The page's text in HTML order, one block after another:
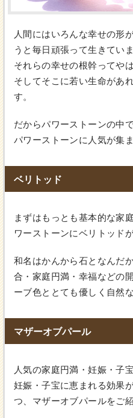
人間にはいろんな幸せの形
うと毎日頑張って生きていま
それらの幸せの根幹ってや
そしてそこに若い生命があ
す。
だからパワーストーンの中
パワーストーンに人気が集
ベリトッド
まずはもっとも基本的な家
ワーストーンにベリトッド
和名はかんから石となんだ
合・家庭円満・幸福などの
ーブ色ととても優しく自然
マザーオブパール
人気の家庭円満・妊娠・子
妊娠・子宝に恵まれる効果
つ、マザーオブパールをご